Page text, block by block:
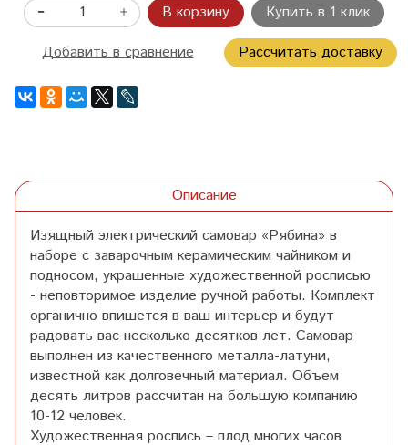
В корзину
Купить в 1 клик
Добавить в сравнение
Рассчитать доставку
Описание
Изящный электрический самовар «Рябина» в
наборе с заварочным керамическим чайником и
подносом, украшенные художественной росписью
- неповторимое изделие ручной работы. Комплект
органично впишется в ваш интерьер и будут
радовать вас несколько десятков лет. Самовар
выполнен из качественного металла-латуни,
известной как долговечный материал. Объем
десять литров рассчитан на большую компанию
10-12 человек.
Художественная роспись – плод многих часов